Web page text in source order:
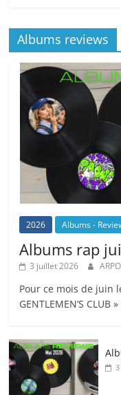
Albums reviews
2026 Albums -
Albums rap
3 juillet 2026
Pour ce mois de juin
GENTLEMEN’S CLUB